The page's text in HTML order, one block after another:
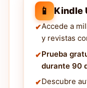
📱 Kindle
Accede a
y revistas
Prueba
durante 90
Descubre